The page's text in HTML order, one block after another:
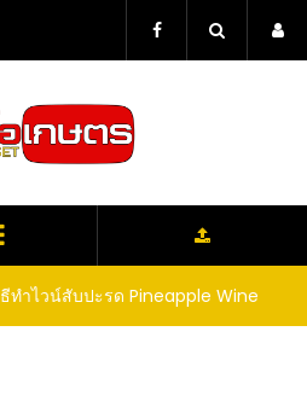
ทำไวน์สับปะรด Pineapple Wine